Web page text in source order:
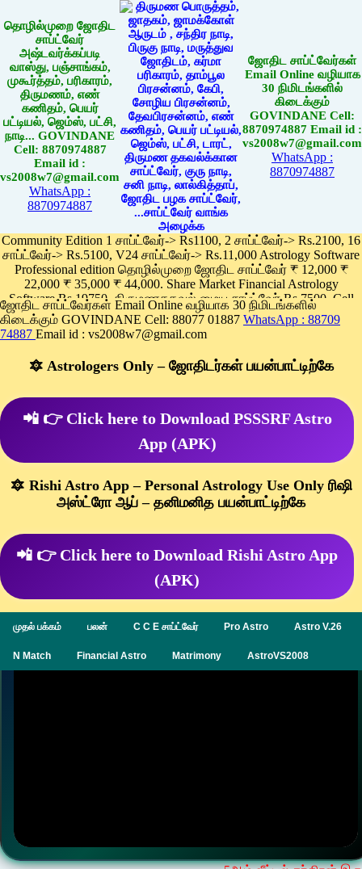
தொழில்முறை ஜோதிட
சாப்ட்வேர்
அஷ்டவர்க்கப்படி
வாஸ்து, பஞ்சாங்கம்,
முகூர்த்தம், பரிகாரம்,
திருமணம், எண்
கணிதம், பெயர்
பட்டியல், ஜெம்ஸ், பட்சி,
நாடி... GOVINDANE
Cell: 8870974887
Email id :
vs2008w7@gmail.com
WhatsApp :
8870974887
ஜோதிட சாப்ட்வேர்கள்
Email Online வழியாக
30 நிமிடங்களில்
கிடைக்கும்
GOVINDANE Cell:
8870974887 Email id :
vs2008w7@gmail.com
WhatsApp :
8870974887
Community Edition 1 சாப்ட்வேர்-> Rs1100, 2 சாப்ட்வேர்-> Rs.2100, 16
சாப்ட்வேர்-> Rs.5100, V24 சாப்ட்வேர்-> Rs.11,000 Astrology Software
Professional edition தொழில்முறை ஜோதிட சாப்ட்வேர் ₹ 12,000 ₹
22,000 ₹ 35,000 ₹ 44,000. Share Market Financial Astrology
Software Rs.19750, திருமணதகவல் மைய சாப்ட்வேர் Rs.7500, Cell
Phone App Rs. 1100
Pay online
ஜோதிட சாப்ட்வேர்கள் Email Online வழியாக 30 நிமிடங்களில்
கிடைக்கும் GOVINDANE Cell: 88077 01887 WhatsApp : 88709
74887 Email id : vs2008w7@gmail.com
🔯 Astrologers Only – ஜோதிடர்கள் பயன்பாட்டிற்கே
📲 👉 Click here to Download PSSSRF Astro
App (APK)
🔯 Rishi Astro App – Personal Astrology Use Only ரிஷி
அஸ்ட்ரோ ஆப் – தனிமனித பயன்பாட்டிற்கே
📲 👉 Click here to Download Rishi Astro App
(APK)
முதல் பக்கம் பலன் C C E சாப்ட்வேர் Pro Astro Astro V.26
N Match Financial Astro Matrimony AstroVS2008